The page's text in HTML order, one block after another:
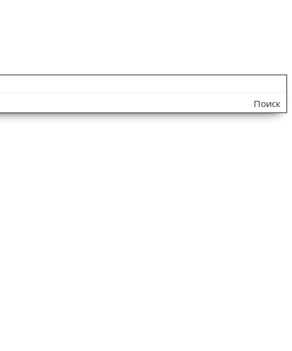
Поиск
по